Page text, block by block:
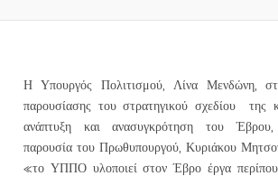
Η Υπουργός Πολιτισμού, Λίνα Μενδώνη,
παρουσίασης του στρατηγικού σχεδίου της
ανάπτυξη και ανασυγκρότηση του Έβρου,
παρουσία του Πρωθυπουργού, Κυριάκου
«το ΥΠΠΟ υλοποιεί στον Έβρο έργα